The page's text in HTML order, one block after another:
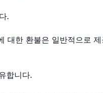
.
대한 환불은 일반적으로
합니다.